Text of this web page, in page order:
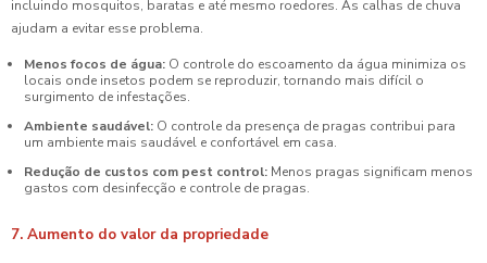
incluindo mosquitos, baratas e até mesmo roedores. As calhas de chuva
ajudam a evitar esse problema.
Menos focos de água: O controle do escoamento da água minimiza os
locais onde insetos podem se reproduzir, tornando mais difícil o
surgimento de infestações.
Ambiente saudável: O controle da presença de pragas contribui para
um ambiente mais saudável e confortável em casa.
Redução de custos com pest control: Menos pragas significam menos
gastos com desinfecção e controle de pragas.
7. Aumento do valor da propriedade